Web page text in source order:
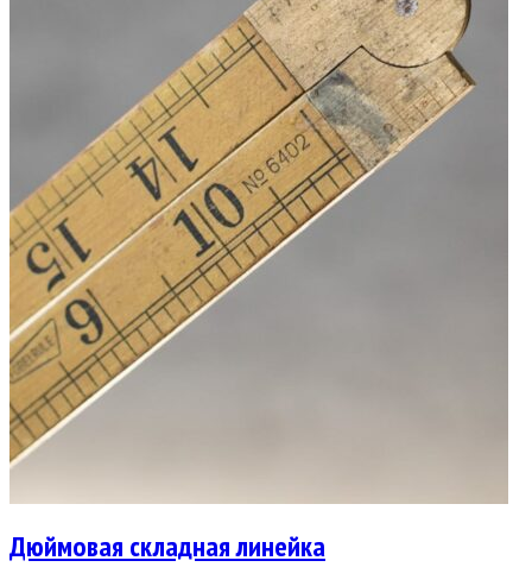
Дюймовая складная линейка